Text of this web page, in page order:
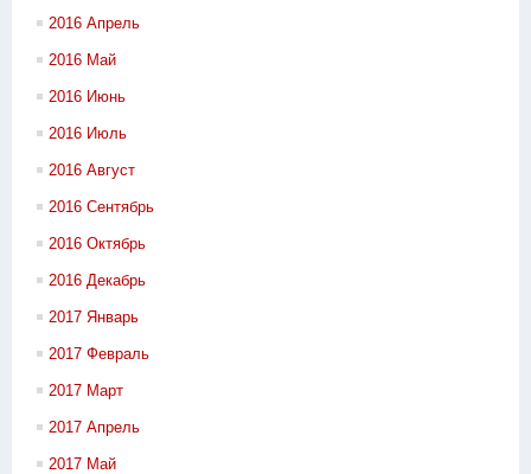
2016 Апрель
2016 Май
2016 Июнь
2016 Июль
2016 Август
2016 Сентябрь
2016 Октябрь
2016 Декабрь
2017 Январь
2017 Февраль
2017 Март
2017 Апрель
2017 Май